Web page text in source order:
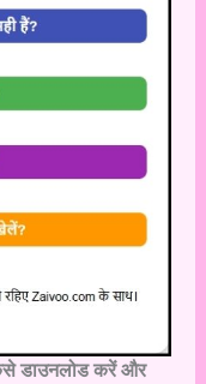
डाउनलोड करें और